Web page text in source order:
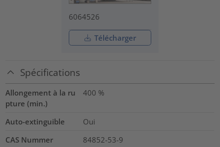
6064526
Télécharger
Spécifications
Allongement à la ru
pture (min.)
400 %
Auto-extinguible
Oui
CAS Nummer
84852-53-9